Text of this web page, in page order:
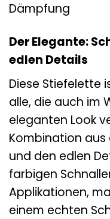
Dämpfung
Der Elegante:
edlen Details
Diese Stiefelette
alle, die auch im
eleganten Look
Kombination aus
und den edlen
farbigen
Applikationen,
einem echten